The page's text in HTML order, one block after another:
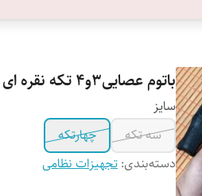
باتوم عصایی۳و۴ تکه نقره ای دسته پلیس
سایز
سه تکه
چهارتکه
دسته‌بندی: تجهیزات نظامی